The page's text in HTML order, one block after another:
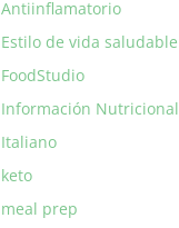
Antiinflamatorio
Estilo de vida saludable
FoodStudio
Información Nutricional
Italiano
keto
meal prep